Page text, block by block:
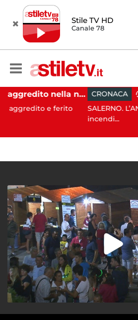
Stile TV HD
Canale 78
Eboli, uomo aggredito nella notte: indagini in corso
e ferito
CRONACA 08:09
SALERNO. L’ANPANA